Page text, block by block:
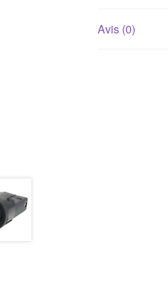
Avis (0)